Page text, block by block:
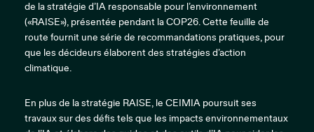
de la stratégie d’IA responsable pour l’environnement
(«RAISE»), présentée pendant la COP26. Cette feuille de
route fournit une série de recommandations pratiques, pour
que les décideurs élaborent des stratégies d’action
climatique.
En plus de la stratégie RAISE, le CEIMIA poursuit ses
travaux sur des défis tels que les impacts environnementaux